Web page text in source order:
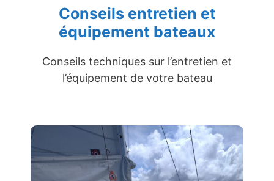
Conseils entretien et
équipement bateaux
Conseils techniques sur l’entretien et
l’équipement de votre bateau